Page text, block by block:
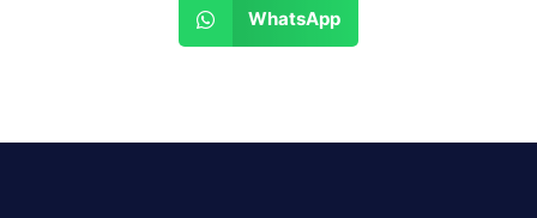
WhatsApp